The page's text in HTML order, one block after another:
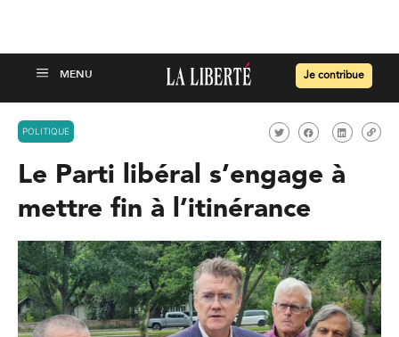
Je contribue
POLITIQUE
Le Parti libéral s’engage à
mettre fin à l’itinérance